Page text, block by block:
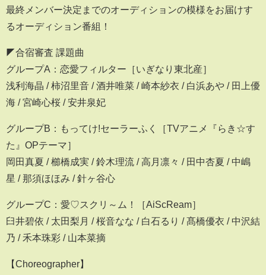
最終メンバー決定までのオーディションの模様をお届けす
るオーディション番組！
◤合宿審査 課題曲
グループA：恋愛フィルター［いぎなり東北産］
浅利海晶 / 柿沼里音 / 酒井唯菜 / 崎本紗衣 / 白浜あや / 田上優
海 / 宮崎心桜 / 安井泉妃
グループB：もってけ!セーラーふく［TVアニメ『らき☆す
た』OPテーマ］
岡田真夏 / 櫛橋成実 / 鈴木理流 / 高月凛々 / 田中杏夏 / 中嶋
星 / 那須ほほみ / 針ヶ谷心
グループC：愛♡スクリ～ム！［AiScReam］
臼井碧依 / 太田梨月 / 桜音なな / 白石るり / 髙橋優衣 / 中沢結
乃 / 禾本珠彩 / 山本菜摘
【Choreographer】